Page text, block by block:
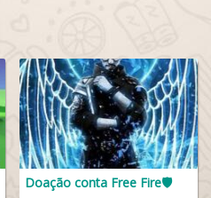
Doação conta Free Fire🛡️